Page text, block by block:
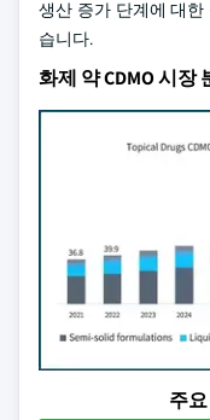
생산 증가 단계에 대
습니다.
화제 약 CDMO 시장
주